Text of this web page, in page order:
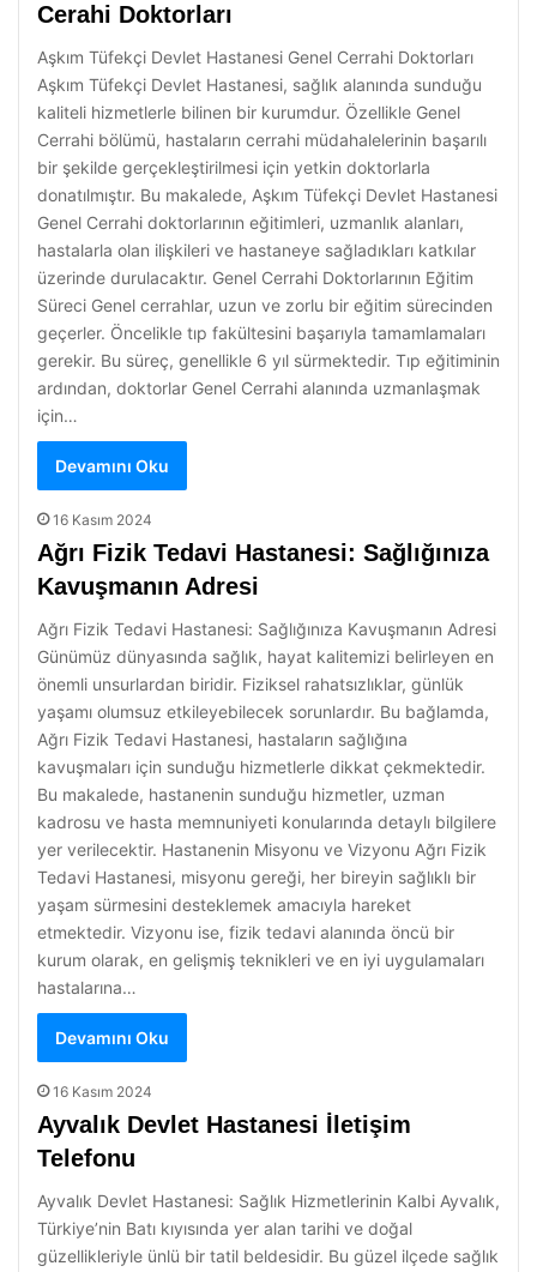
Cerahi Doktorları
Aşkım Tüfekçi Devlet Hastanesi Genel Cerrahi Doktorları
Aşkım Tüfekçi Devlet Hastanesi, sağlık alanında sunduğu
kaliteli hizmetlerle bilinen bir kurumdur. Özellikle Genel
Cerrahi bölümü, hastaların cerrahi müdahalelerinin başarılı
bir şekilde gerçekleştirilmesi için yetkin doktorlarla
donatılmıştır. Bu makalede, Aşkım Tüfekçi Devlet Hastanesi
Genel Cerrahi doktorlarının eğitimleri, uzmanlık alanları,
hastalarla olan ilişkileri ve hastaneye sağladıkları katkılar
üzerinde durulacaktır. Genel Cerrahi Doktorlarının Eğitim
Süreci Genel cerrahlar, uzun ve zorlu bir eğitim sürecinden
geçerler. Öncelikle tıp fakültesini başarıyla tamamlamaları
gerekir. Bu süreç, genellikle 6 yıl sürmektedir. Tıp eğitiminin
ardından, doktorlar Genel Cerrahi alanında uzmanlaşmak
için…
Devamını Oku
16 Kasım 2024
Ağrı Fizik Tedavi Hastanesi: Sağlığınıza
Kavuşmanın Adresi
Ağrı Fizik Tedavi Hastanesi: Sağlığınıza Kavuşmanın Adresi
Günümüz dünyasında sağlık, hayat kalitemizi belirleyen en
önemli unsurlardan biridir. Fiziksel rahatsızlıklar, günlük
yaşamı olumsuz etkileyebilecek sorunlardır. Bu bağlamda,
Ağrı Fizik Tedavi Hastanesi, hastaların sağlığına
kavuşmaları için sunduğu hizmetlerle dikkat çekmektedir.
Bu makalede, hastanenin sunduğu hizmetler, uzman
kadrosu ve hasta memnuniyeti konularında detaylı bilgilere
yer verilecektir. Hastanenin Misyonu ve Vizyonu Ağrı Fizik
Tedavi Hastanesi, misyonu gereği, her bireyin sağlıklı bir
yaşam sürmesini desteklemek amacıyla hareket
etmektedir. Vizyonu ise, fizik tedavi alanında öncü bir
kurum olarak, en gelişmiş teknikleri ve en iyi uygulamaları
hastalarına…
Devamını Oku
16 Kasım 2024
Ayvalık Devlet Hastanesi İletişim
Telefonu
Ayvalık Devlet Hastanesi: Sağlık Hizmetlerinin Kalbi Ayvalık,
Türkiye’nin Batı kıyısında yer alan tarihi ve doğal
güzellikleriyle ünlü bir tatil beldesidir. Bu güzel ilçede sağlık